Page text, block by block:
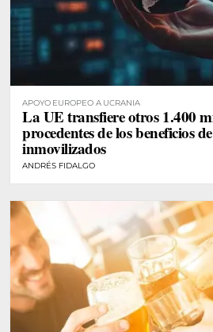
APOYO EUROPEO A UCRANIA
La UE transfiere otros 1.400
procedentes de los beneficios
inmovilizados
ANDRÉS FIDALGO